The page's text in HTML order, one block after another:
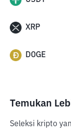
XRP
DOGE
Temukan
Seleksi kripto